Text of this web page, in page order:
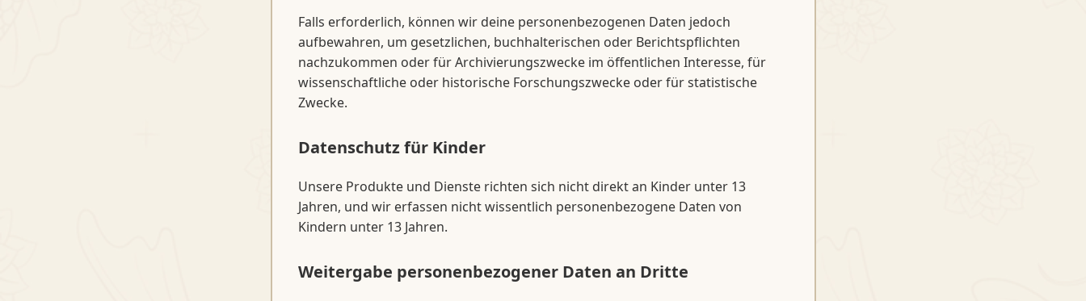
Falls erforderlich, können wir deine personenbezogenen Daten jedoch
aufbewahren, um gesetzlichen, buchhalterischen oder Berichtspflichten
nachzukommen oder für Archivierungszwecke im öffentlichen Interesse, für
wissenschaftliche oder historische Forschungszwecke oder für statistische
Zwecke.
Datenschutz für Kinder
Unsere Produkte und Dienste richten sich nicht direkt an Kinder unter 13
Jahren, und wir erfassen nicht wissentlich personenbezogene Daten von
Kindern unter 13 Jahren.
Weitergabe personenbezogener Daten an Dritte